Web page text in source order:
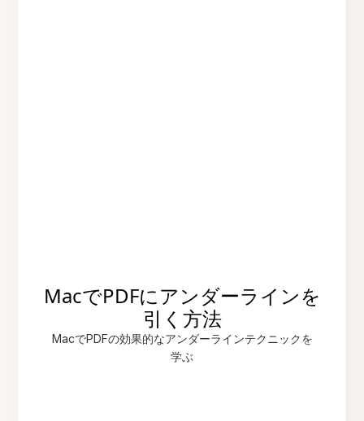
MacでPDFにアンダーラインを
引く方法
MacでPDFの効果的なアンダーラインテクニックを
学ぶ